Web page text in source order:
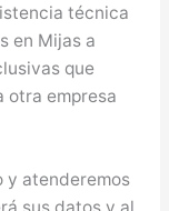
técnica
en Mijas a
que
otra empresa
y atenderemos